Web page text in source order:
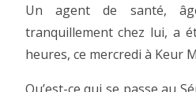
Un agent de santé,
tranquillement chez lui, a
heures, ce mercredi à Keur